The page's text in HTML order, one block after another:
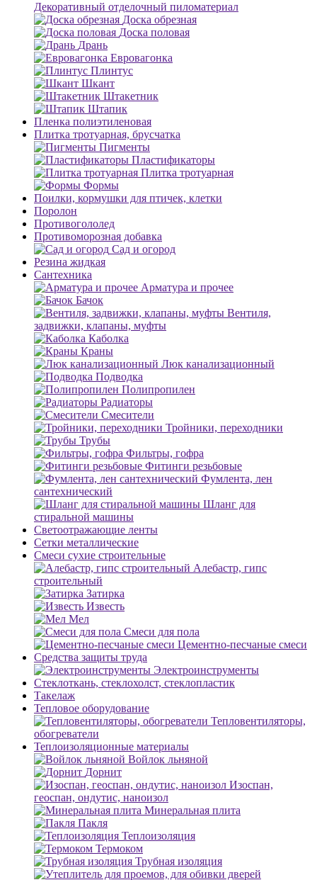
Декоративный отделочный пиломатериал
Доска обрезная
Доска половая
Дрань
Евровагонка
Плинтус
Шкант
Штакетник
Штапик
Пленка полиэтиленовая
Плитка тротуарная, брусчатка
Пигменты
Пластификаторы
Плитка тротуарная
Формы
Поилки, кормушки для птичек, клетки
Поролон
Противогололед
Противоморозная добавка
Сад и огород
Резина жидкая
Сантехника
Арматура и прочее
Бачок
Вентиля,
задвижки, клапаны, муфты
Каболка
Краны
Люк канализационный
Подводка
Полипропилен
Радиаторы
Смесители
Тройники, переходники
Трубы
Фильтры, гофра
Фитинги резьбовые
Фумлента, лен
сантехнический
Шланг для
стиральной машины
Светоотражающие ленты
Сетки металлические
Смеси сухие строительные
Алебастр, гипс
строительный
Затирка
Известь
Мел
Смеси для пола
Цементно-песчаные смеси
Средства защиты труда
Электроинструменты
Стеклоткань, стеклохолст, стеклопластик
Такелаж
Тепловое оборудование
Тепловентиляторы,
обогреватели
Теплоизоляционные материалы
Войлок льняной
Дорнит
Изоспан,
геоспан, ондутис, наноизол
Минеральная плита
Пакля
Теплоизоляция
Термоком
Трубная изоляция